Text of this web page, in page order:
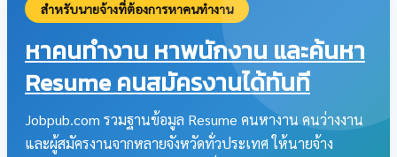
สำหรับนายจ้างที่ต้องการหาคนทำงาน
หาคนทำงาน หาพนักงาน และค้นหา
Resume คนสมัครงานได้ทันที
Jobpub.com รวมฐานข้อมูล Resume คนหางาน คนว่างงาน
และผู้สมัครงานจากหลายจังหวัดทั่วประเทศ ให้นายจ้าง